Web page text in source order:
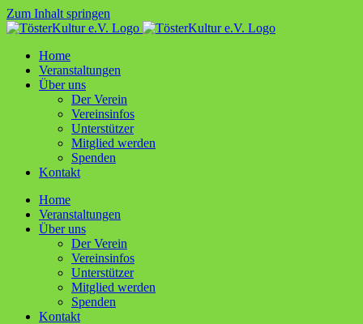
Zum Inhalt springen
Home
Ver­an­stal­tun­gen
Über uns
Der Ver­ein
Ver­ein­sin­fos
Unter­stüt­zer
Mit­glied werden
Spen­den
Kon­takt
Home
Ver­an­stal­tun­gen
Über uns
Der Ver­ein
Ver­ein­sin­fos
Unter­stüt­zer
Mit­glied werden
Spen­den
Kon­takt